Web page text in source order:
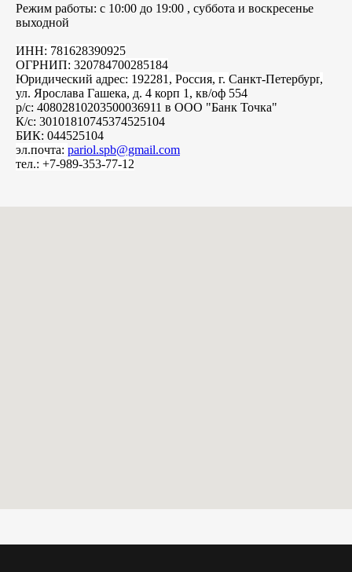
Режим работы: с 10:00 до 19:00 , суббота и воскресенье
выходной
ИНН: 781628390925
ОГРНИП: 320784700285184
Юридический адрес: 192281, Россия, г. Санкт-Петербург,
ул. Ярослава Гашека, д. 4 корп 1, кв/оф 554
р/с: 40802810203500036911 в ООО "Банк Точка"
К/с: 30101810745374525104
БИК: 044525104
эл.почта: pariol.spb@gmail.com
тел.: +7-989-353-77-12